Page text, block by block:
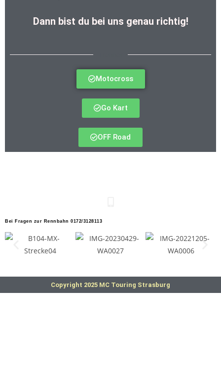
Dann bist du bei uns genau richtig!
Motocross
Go Kart
OFF Road
Bei Fragen zur Rennbahn 0172/3128113
Copyright 2025 MC Touring Strasburg